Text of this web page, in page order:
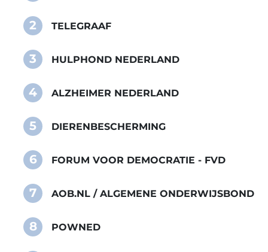
2 TELEGRAAF
3 HULPHOND NEDERLAND
4 ALZHEIMER NEDERLAND
5 DIERENBESCHERMING
6 FORUM VOOR DEMOCRATIE - FVD
7 AOB.NL / ALGEMENE ONDERWIJSBOND
8 POWNED